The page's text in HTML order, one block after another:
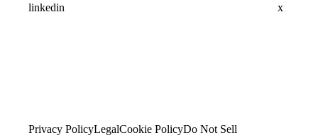
linkedin x
Privacy PolicyLegalCookie PolicyDo Not Sell